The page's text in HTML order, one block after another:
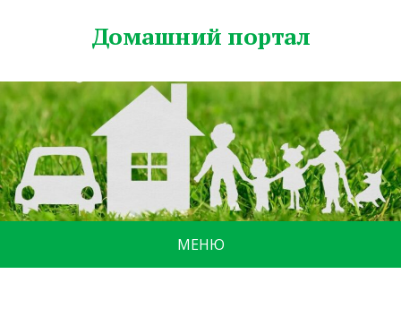
Домашний портал
МЕНЮ